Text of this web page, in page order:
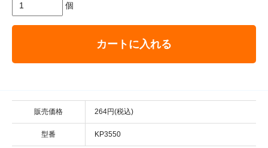
個
カートに入れる
販売価格 264円(税込)
型番 KP3550